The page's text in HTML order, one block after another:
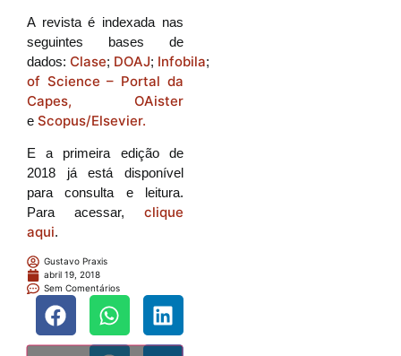
A revista é indexada nas
seguintes bases de
dados: Clase; DOAJ; Infobila;
of Science – Portal da
Capes,
OAister
e Scopus/Elsevier.
E a primeira edição de
2018 já está disponível
para consulta e leitura.
Para acessar, clique
aqui.
Gustavo Praxis
abril 19, 2018
Sem Comentários